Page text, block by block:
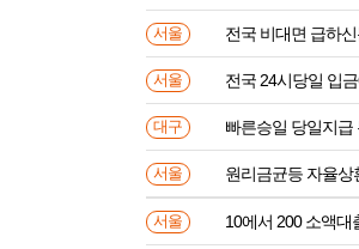
서울
서울 전국 24시당일 입
대구 빠른승일 당일지급
서울 원리금균등 자율상
서울 10에서 200 소액